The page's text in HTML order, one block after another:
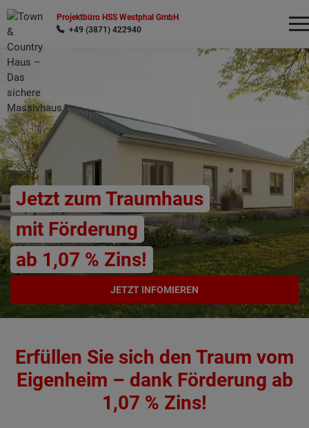
Projektbüro HSS Westphal GmbH
+49 (3871) 422940
Jetzt zum Traumhaus
mit Förderung
ab 1,07 % Zins!
JETZT INFOMIEREN
Erfüllen Sie sich den Traum vom
Eigenheim – dank Förderung ab
1,07 % Zins!
Wonach möchten Sie suchen?